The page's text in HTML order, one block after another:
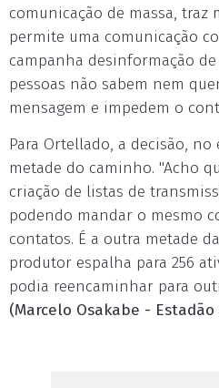
comunicação de massa, traz
permite uma comunicação
campanha desinformação
pessoas não sabem nem
mensagem e impedem o
Para Ortellado, a decisão,
metade do caminho. "Acho
criação de listas de
podendo mandar o mesmo
contatos. É a outra metade
produtor espalha para 256
podia reencaminhar para
(Marcelo Osakabe -